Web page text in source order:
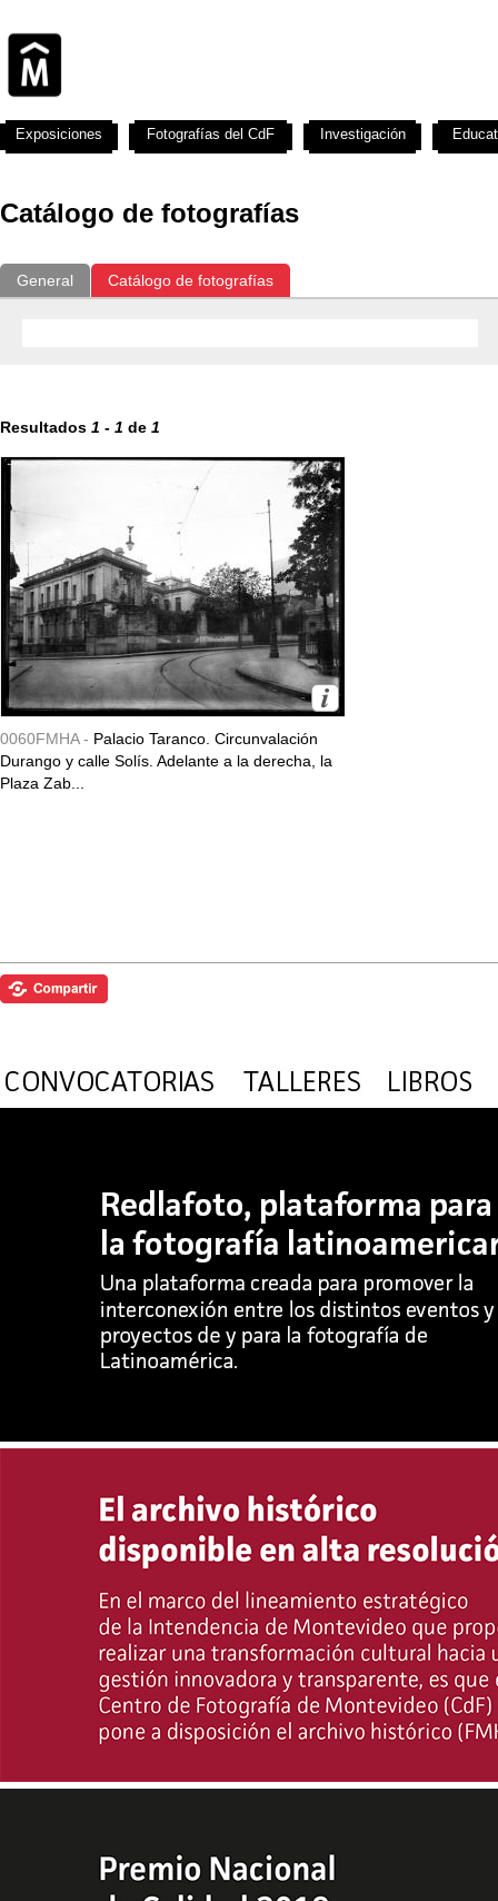
Catálogo de fotografías
General Catálogo de fotografías
Resultados 1 - 1 de 1
0060FMHA - Palacio Taranco. Circunvalación
Durango y calle Solís. Adelante a la derecha, la
Plaza Zab...
Exposiciones Fotografías del CdF Investigación